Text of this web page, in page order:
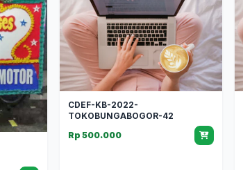
CDEF-KB-2022-
TOKOBUNGABOGOR-42
Rp 500.000